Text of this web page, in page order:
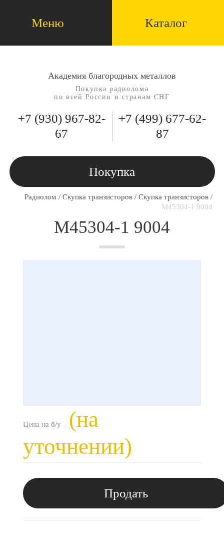
Меню Каталог
Академия благородных металлов
Покупка радиолома
по всей России и странам СНГ
+7 (930) 967-82-
67
+7 (499) 677-62-
87
Покупка
Радиолом / Скупка транзисторов / Скупка транзисторов /
М45304-1 9004
М45304-1 9004
Цена на б/у – (на
уточнении)
Продать